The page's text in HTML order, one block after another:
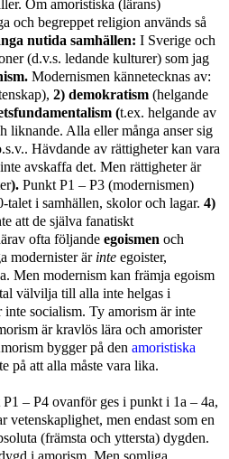
Om amoristiska (lärans)
och begreppet religion används så
nutida samhällen: I Sverige och
(d.v.s. ledande kulturer) som jag
Modernismen kännetecknas av:
2) demokratism (helgande
(t.ex. helgande av
liknande. Alla eller många anser sig
Hävdande av rättigheter kan vara
avskaffa det. Men rättigheter är
). Punkt P1 – P3 (modernismen)
talet i samhällen, skolor och lagar. 4)
att de själva fanatiskt
ofta följande egoismen och
modernister är inte egoister,
Men modernism kan främja egoism
välvilja till alla inte helgas i
inte socialism. Ty amorism är inte
är kravlös lära och amorister
bygger på den amoristiska
på att alla måste vara lika.
P1 – P4 ovanför ges i punkt i 1a – 4a,
vetenskaplighet, men endast som en
(främsta och yttersta) dygden.
i amorism. Men somliga